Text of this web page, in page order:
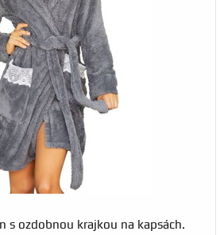
s ozdobnou krajkou na kapsách.